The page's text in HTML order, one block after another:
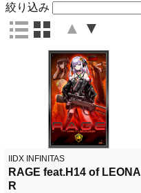
絞り込み
▲ ▼
IIDX INFINITAS
RAGE feat.H14 of LEONAI
R